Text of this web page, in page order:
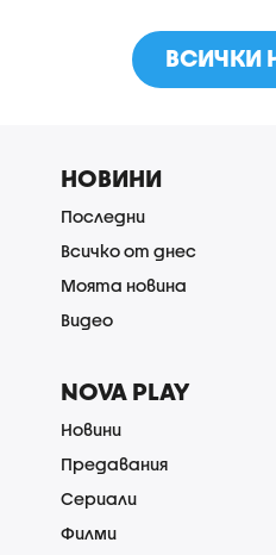
ВСИЧКИ
НОВИНИ
Последни
Всичко от днес
Моята новина
Видео
NOVA PLAY
Новини
Предавания
Сериали
Филми